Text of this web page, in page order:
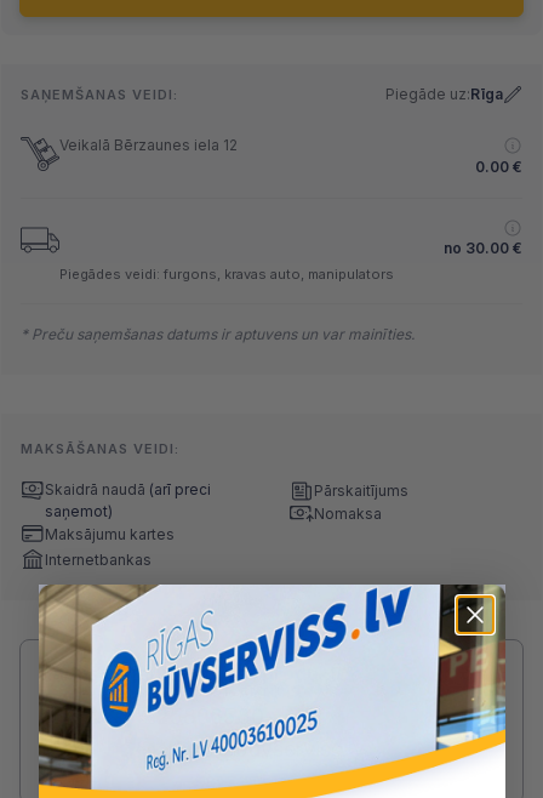
SAŅEMŠANAS VEIDI: Piegāde uz:Rīga
Veikalā Bērzaunes iela 12
0.00 €
no 30.00 €
Piegādes veidi: furgons, kravas auto, manipulators
* Preču saņemšanas datums ir aptuvens un var mainīties.
MAKSĀŠANAS VEIDI:
Skaidrā naudā (arī preci
saņemot)
Maksājumu kartes
Internetbankas
Pārskaitījums
Nomaksa
Radušies jautājumi par produktu?
SAZINIES AR ARTŪRS:
25806530
arturs@buvserviss.lv